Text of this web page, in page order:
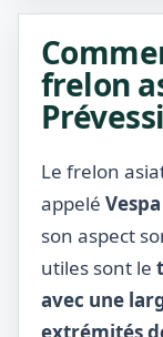
frelon
Le frelon
appelé
son aspect
utiles sont le
avec une